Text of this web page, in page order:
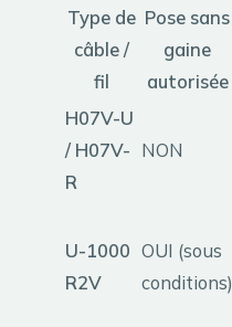
Type de
câble /
fil
Pose sans
gaine
autorisée
H07V-U
/ H07V-
R
NON
U-1000
R2V
OUI (sous
conditions)